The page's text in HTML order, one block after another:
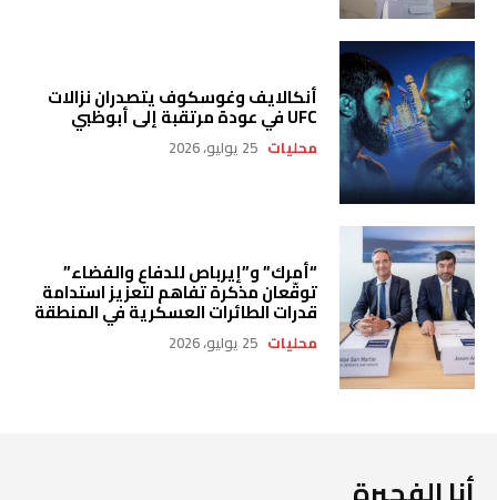
أنكالايف وغوسكوف يتصدران نزالات
UFC في عودة مرتقبة إلى أبوظبي
محليات 25 يوليو، 2026
“أمرك” و”إيرباص للدفاع والفضاء”
توقّعان مذكرة تفاهم لتعزيز استدامة
قدرات الطائرات العسكرية في المنطقة
محليات 25 يوليو، 2026